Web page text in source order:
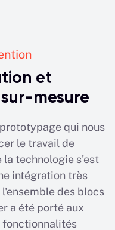
et
mesure
qui nous
le travail de
la technologie s'est
intégration très
des blocs
a été porté aux
fonctionnalités